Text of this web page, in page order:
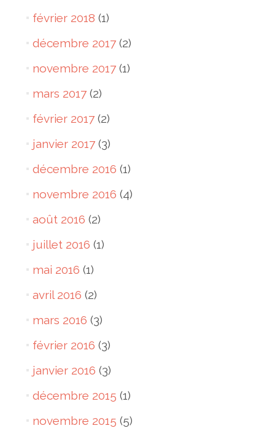
février 2018 (1)
décembre 2017(2)
novembre 2017(1)
mars 2017(2)
février 2017(2)
janvier 2017(3)
décembre 2016 (1)
novembre 2016 (4)
août 2016 (2)
juillet 2016 (1)
mai 2016 (1)
avril 2016 (2)
mars 2016 (3)
février 2016 (3)
janvier 2016 (3)
décembre 2015 (1)
novembre 2015 (5)